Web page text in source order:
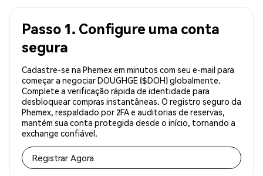
Passo 1. Configure uma conta
segura
Cadastre-se na Phemex em minutos com seu e-mail para
começar a negociar DOUGHGE ($DOH) globalmente.
Complete a verificação rápida de identidade para
desbloquear compras instantâneas. O registro seguro da
Phemex, respaldado por 2FA e auditorias de reservas,
mantém sua conta protegida desde o início, tornando a
exchange confiável.
Registrar Agora